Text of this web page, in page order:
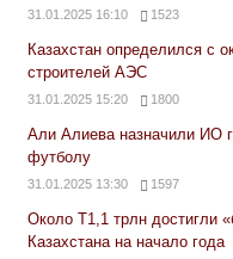
31.01.2025 16:10 1523
Казахстан определился с
строителей АЭС
31.01.2025 15:20 1800
Али Алиева назначили ИО
футболу
31.01.2025 13:30 1597
Около Т1,1 трлн достигли
Казахстана на начало года